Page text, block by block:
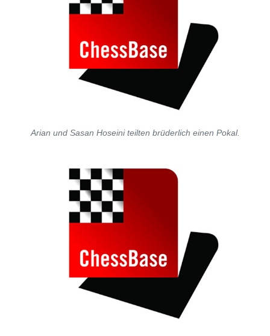
Arian und Sasan Hoseini teilten brüderlich einen Pokal.